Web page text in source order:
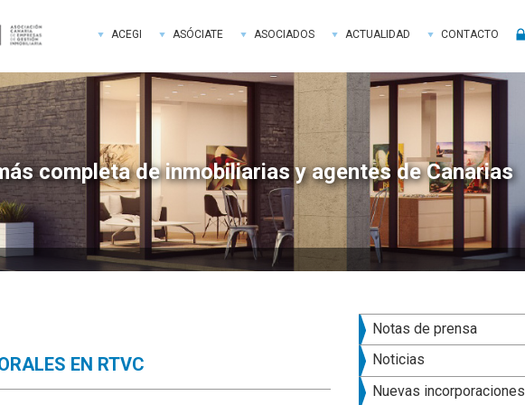
ACEGI ASÓCIATE ASOCIADOS ACTUALIDAD CONTACTO
completa de inmobiliarias y agentes de Canarias
EN RTVC
Barra
lateral
principal
Notas de prensa
Noticias
Nuevas incorporaciones